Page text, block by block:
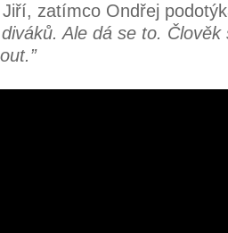
Jiří, zatímco Ondřej
Ale dá se to.